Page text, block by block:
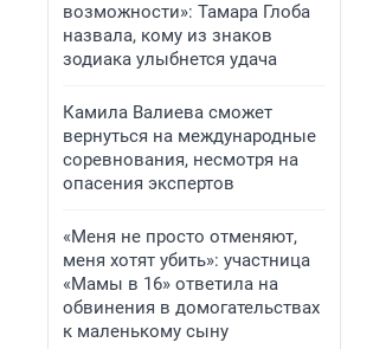
возможности»: Тамара Глоба
назвала, кому из знаков
зодиака улыбнется удача
Камила Валиева сможет
вернуться на международные
соревнования, несмотря на
опасения экспертов
«Меня не просто отменяют,
меня хотят убить»: участница
«Мамы в 16» ответила на
обвинения в домогательствах
к маленькому сыну